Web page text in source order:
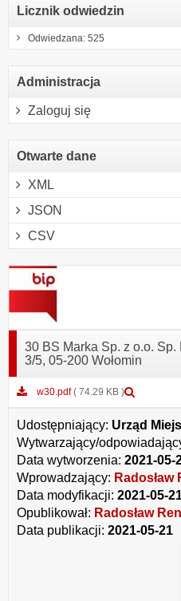
Licznik odwiedzin
Odwiedzana: 525
Administracja
Zaloguj się
Otwarte dane
XML
JSON
CSV
30 BS Marka Sp. z o.o.
3/5, 05-200 Wołomin
w30.pdf ( 74.29 KB )
w30.pdf
Udostępniający: Urząd
Wytwarzający/
Data wytworzenia: 2021-05-
Wprowadzający: Radosław
Data modyfikacji: 2021-05-
Opublikował: Radosław
Data publikacji: 2021-05-21